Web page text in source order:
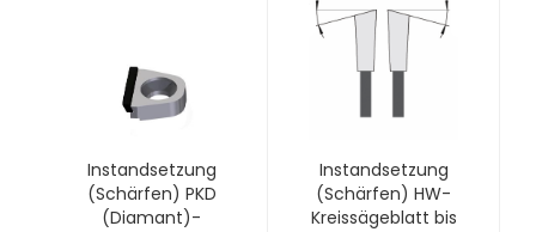
Instandsetzung
(Schärfen) PKD
(Diamant)-
Instandsetzung
(Schärfen) HW-
Kreissägeblatt bis